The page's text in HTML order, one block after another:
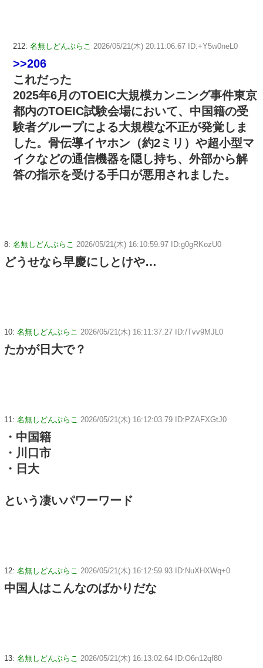
212: 名無しどんぶらこ 2026/05/21(木) 20:11:06.67 ID:+Y5w0neL0
>>206
これだった
2025年6月のTOEIC大規模カンニング事件東京
都内のTOEIC試験会場において、中国籍の受
験者グループによる大規模な不正が発覚しま
した。骨伝導イヤホン（約2ミリ）や超小型マ
イクなどの通信機器を隠し持ち、外部から解
答の指示を受ける手口が悪用されました。
8: 名無しどんぶらこ 2026/05/21(木) 16:10:59.97 ID:g0gRKozU0
どうせなら早慶にしとけや…
10: 名無しどんぶらこ 2026/05/21(木) 16:11:37.27 ID:/Tvv9MJL0
たかが日大で？
11: 名無しどんぶらこ 2026/05/21(木) 16:12:03.79 ID:PZAFXGtJ0
・中国籍
・川口市
・日大
という凄いパワーワード
12: 名無しどんぶらこ 2026/05/21(木) 16:12:59.93 ID:NuXHXWq+0
中国人はこんなのばかりだな
13: 名無しどんぶらこ 2026/05/21(木) 16:13:02.64 ID:O6n12qf80